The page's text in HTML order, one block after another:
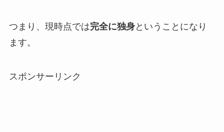
つまり、現時点では完全に独身ということになり
ます。
スポンサーリンク